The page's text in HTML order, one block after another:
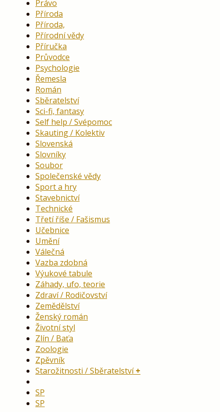
Právo
Příroda
Příroda,
Přírodní vědy
Příručka
Průvodce
Psychologie
Řemesla
Román
Sběratelství
Sci-fi, fantasy
Self help / Svépomoc
Skauting / Kolektiv
Slovenská
Slovníky
Soubor
Společenské vědy
Sport a hry
Stavebnictví
Technické
Třetí říše / Fašismus
Učebnice
Umění
Válečná
Vazba zdobná
Výukové tabule
Záhady, ufo, teorie
Zdraví / Rodičovství
Zemědělství
Ženský román
Životní styl
Zlín / Baťa
Zoologie
Zpěvník
Starožitnosti / Sběratelství
SP
SP